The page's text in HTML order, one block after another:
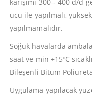
karışımı 300-­‐ 400 d/d
ucu ile yapılmalı,
yapılmamalıdır.
Soğuk havalarda
saat ve min +15ºC
Bileşenli Bitüm
Uygulama yapılacak